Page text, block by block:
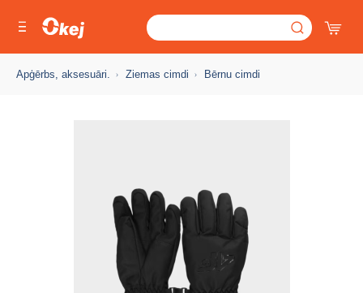
Apģērbs, aksesuāri. Ziemas cimdi Bērnu cimdi